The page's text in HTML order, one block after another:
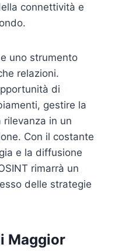
connettività e
uno strumento
relazioni.
di
gestire la
rilevanza in un
Con il costante
e la diffusione
rimarrà un
delle strategie
Maggior